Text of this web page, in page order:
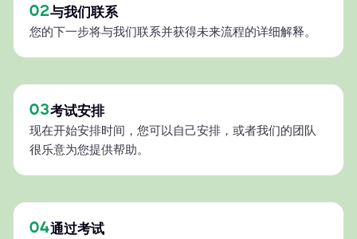
02与我们联系
您的下一步将与我们联系并获得未来流程的详细解释。
03考试安排
现在开始安排时间，您可以自己安排，或者我们的团队
很乐意为您提供帮助。
04通过考试